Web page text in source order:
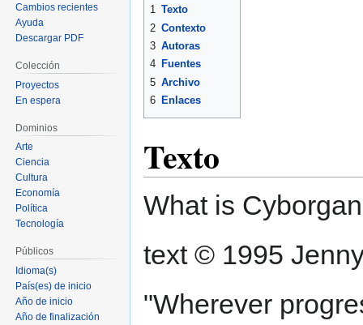
navegación
búsqueda
1 Texto
2 Contexto
3 Autoras
4 Fuentes
5 Archivo
6 Enlaces
Texto
What is
text © 1995
"Wherever
Cambios recientes
Ayuda
Descargar PDF
Colección
Proyectos
En espera
Dominios
Arte
Ciencia
Cultura
Economía
Política
Tecnología
Públicos
Idioma(s)
País(es) de inicio
Año de inicio
Año de finalización